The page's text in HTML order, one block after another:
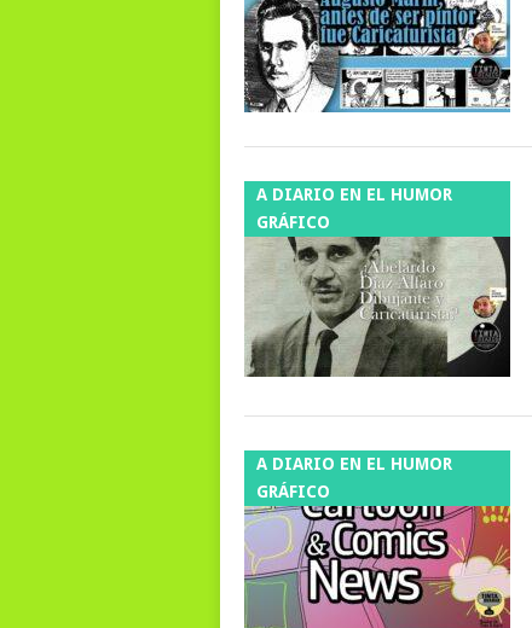
A DIARIO EN EL HUMOR
GRÁFICO
A DIARIO EN EL HUMOR
GRÁFICO